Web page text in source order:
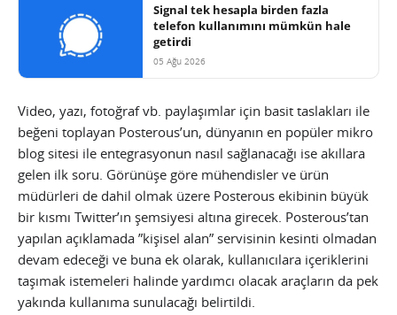
Signal tek hesapla birden fazla
telefon kullanımını mümkün hale
getirdi
05 Ağu 2026
Video, yazı, fotoğraf vb. paylaşımlar için basit taslakları ile
beğeni toplayan Posterous’un, dünyanın en popüler mikro
blog sitesi ile entegrasyonun nasıl sağlanacağı ise akıllara
gelen ilk soru. Görünüşe göre mühendisler ve ürün
müdürleri de dahil olmak üzere Posterous ekibinin büyük
bir kısmı Twitter’ın şemsiyesi altına girecek. Posterous’tan
yapılan açıklamada ”kişisel alan” servisinin kesinti olmadan
devam edeceği ve buna ek olarak, kullanıcılara içeriklerini
taşımak istemeleri halinde yardımcı olacak araçların da pek
yakında kullanıma sunulacağı belirtildi.